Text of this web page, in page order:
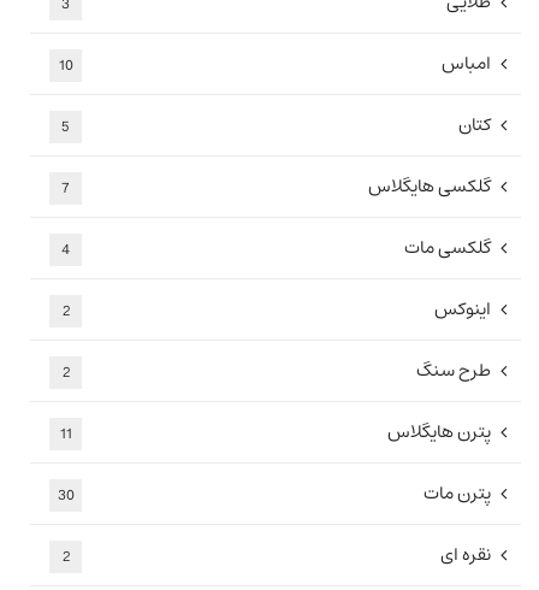
امباس 10
کتان 5
گلکسی هایگلاس 7
گلکسی مات 4
اینوکس 2
طرح سنگ 2
پترن هایگلاس 11
پترن مات 30
نقره ای 2